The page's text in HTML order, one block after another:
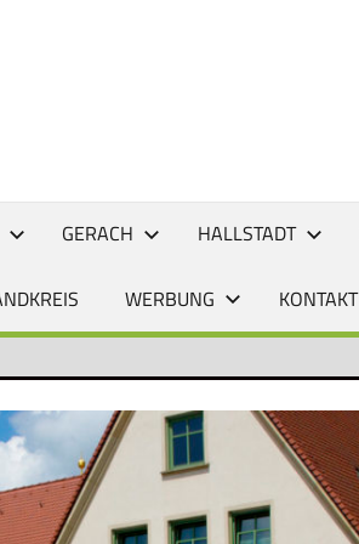
GERACH HALLSTADT
WERBUNG KONTAKT